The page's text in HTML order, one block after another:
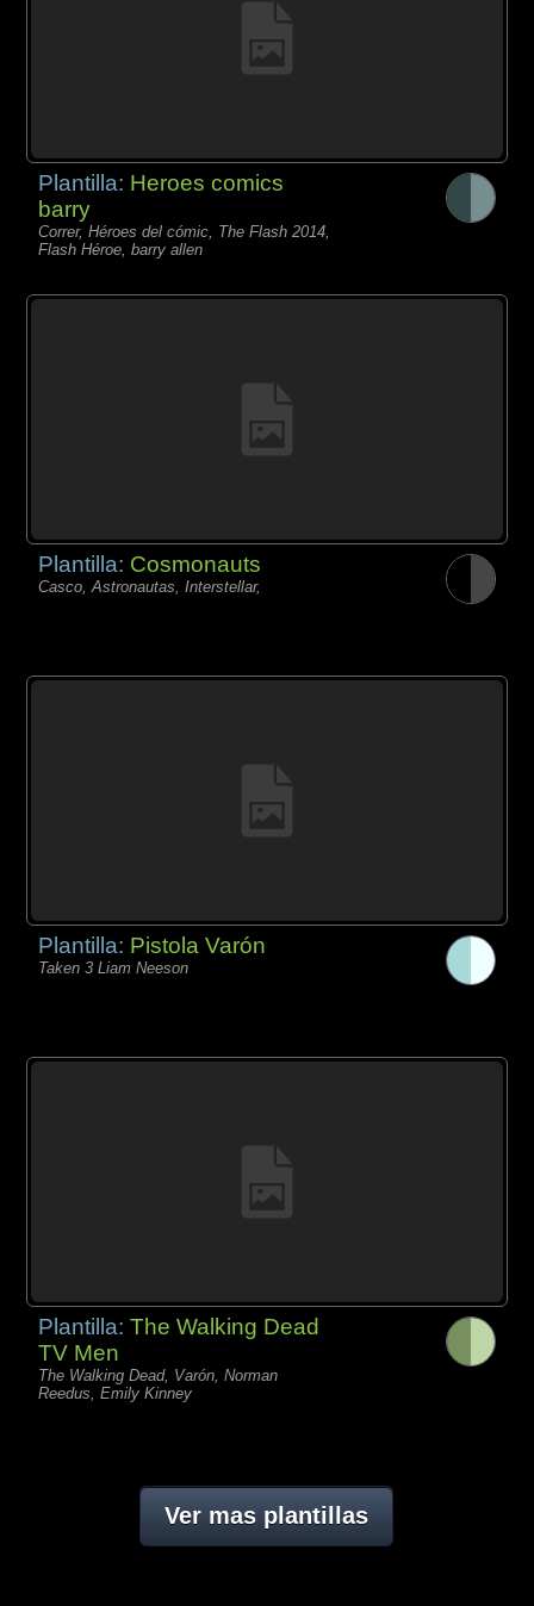
Plantilla: Heroes comics
barry
Correr, Héroes del cómic, The Flash 2014,
Flash Héroe, barry allen
Plantilla: Cosmonauts
Casco, Astronautas, Interstellar,
Plantilla: Pistola Varón
Taken 3 Liam Neeson
Plantilla:The Walking Dead
TV Men
The Walking Dead, Varón, Norman
Reedus, Emily Kinney
Ver mas plantillas